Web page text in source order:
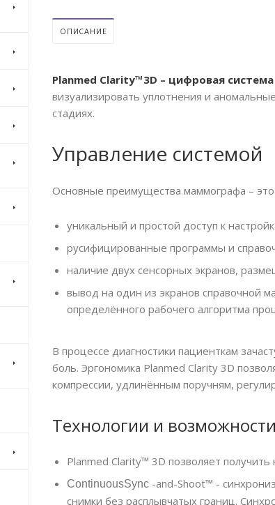
ОПИСАНИЕ
Planmed Clarity™3D – цифровая
визуализировать уплотнения и
стадиях.
Управление системой
Основные преимущества маммографа – это
уникальный и простой доступ к
русифицированные программы и
наличие двух сенсорных экранов,
вывод на один из экранов справочной
определённого рабочего алгоритма
В процессе диагностики пациенткам
боль. Эргономика Planmed Clarity 3D
компрессии, удлинённым поручням,
Технологии и
Planmed Clarity™ 3D позволяет
ContinuousSync -and-Shoot™ -
снимки без расплывчатых границ.